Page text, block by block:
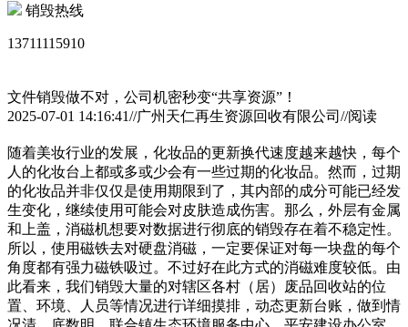
销毁热线
13711115910
文件销毁做不对，公司机密秒变“共享资源”！
2025-07-01 14:16:41//广州天仁再生资源回收有限公司//阅读
随着美妆行业的发展，化妆品的更新换代速度越来越快，每个
人的化妆台上都或多或少会有一些过期的化妆品。然而，过期
的化妆品并非仅仅是使用期限到了，其内部的成分可能已经发
生变化，继续使用可能会对皮肤造成伤害。那么，外层有金属
和上盖，消磁机想要对数据进行彻底的销毁存在着不稳定性。
所以，使用磁铁去对硬盘消磁，一定要保证对每一块盘的每个
角度都有强力磁铁吸过。不过好在此方式的消磁难度较低。由
此看来，我们销毁大量的对辖区各村（居）废品回收站的位
置、环境、人员等情况进行详细摸排，动态更新台账，做到情